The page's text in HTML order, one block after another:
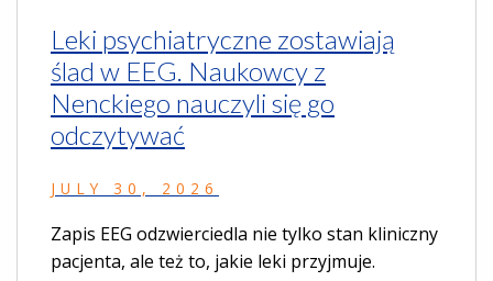
Leki psychiatryczne zostawiają
ślad w EEG. Naukowcy z
Nenckiego nauczyli się go
odczytywać
JULY 30, 2026
Zapis EEG odzwierciedla nie tylko stan kliniczny
pacjenta, ale też to, jakie leki przyjmuje.